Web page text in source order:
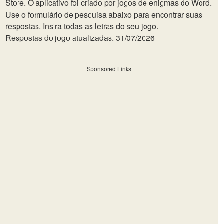
Store. O aplicativo foi criado por jogos de enigmas do Word.
Use o formulário de pesquisa abaixo para encontrar suas
respostas. Insira todas as letras do seu jogo.
Respostas do jogo atualizadas: 31/07/2026
Sponsored Links